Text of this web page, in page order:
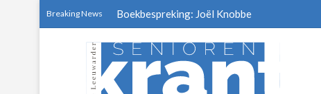
Breaking News Boekbespreking: Joël Knobbe